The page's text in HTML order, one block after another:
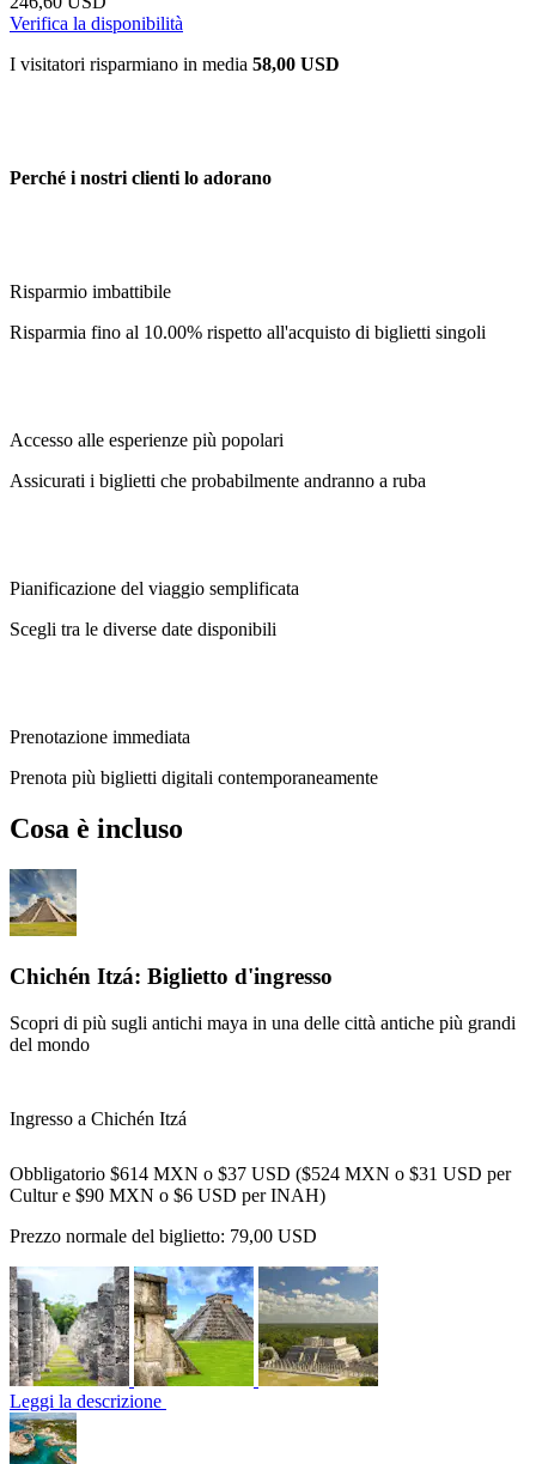
Verifica la disponibilità
I visitatori risparmiano in media 58,00 USD
Perché i nostri clienti lo adorano
Risparmio imbattibile
Risparmia fino al 10.00% rispetto all'acquisto di biglietti singoli
Accesso alle esperienze più popolari
Assicurati i biglietti che probabilmente andranno a ruba
Pianificazione del viaggio semplificata
Scegli tra le diverse date disponibili
Prenotazione immediata
Prenota più biglietti digitali contemporaneamente
Cosa è incluso
Chichén Itzá: Biglietto d'ingresso
Scopri di più sugli antichi maya in una delle città antiche più grandi
del mondo
Ingresso a Chichén Itzá
Obbligatorio $614 MXN o $37 USD ($524 MXN o $31 USD per
Cultur e $90 MXN o $6 USD per INAH)
Prezzo normale del biglietto: 79,00 USD
Leggi la descrizione